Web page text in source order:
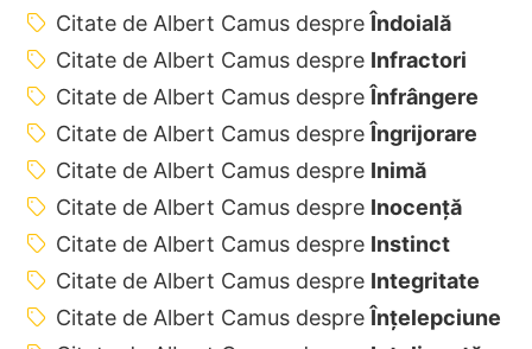
Citate de Albert Camus despreÎndoială
Citate de Albert Camus despre Infractori
Citate de Albert Camus despreÎnfrângere
Citate de Albert Camus despreÎngrijorare
Citate de Albert Camus despre Inimă
Citate de Albert Camus despre Inocență
Citate de Albert Camus despre Instinct
Citate de Albert Camus despre Integritate
Citate de Albert Camus despreÎnțelepciune